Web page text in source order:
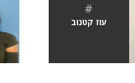
#
עוז קטנוב